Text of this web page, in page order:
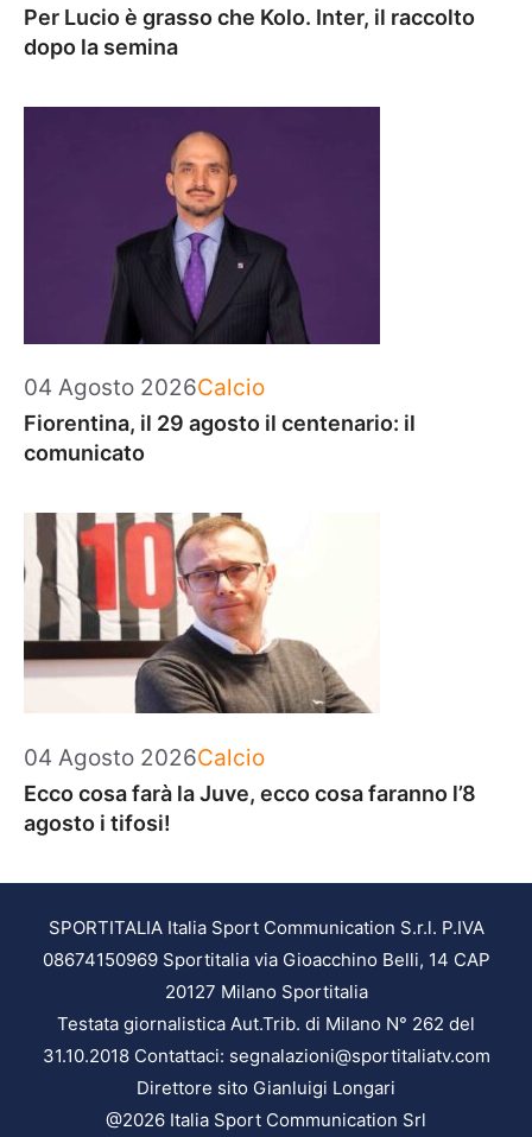
Per Lucio è grasso che Kolo. Inter, il raccolto
dopo la semina
04 Agosto 2026Categorie
Calcio
Fiorentina, il 29 agosto il centenario: il
comunicato
04 Agosto 2026Categorie
Calcio
Ecco cosa farà la Juve, ecco cosa faranno l’8
agosto i tifosi!
SPORTITALIA Italia Sport Communication S.r.l. P.IVA
08674150969 Sportitalia via Gioacchino Belli, 14 CAP
20127 Milano Sportitalia
Testata giornalistica Aut.Trib. di Milano N° 262 del
31.10.2018 Contattaci: segnalazioni@sportitaliatv.com
Direttore sito Gianluigi Longari
@2026 Italia Sport Communication Srl